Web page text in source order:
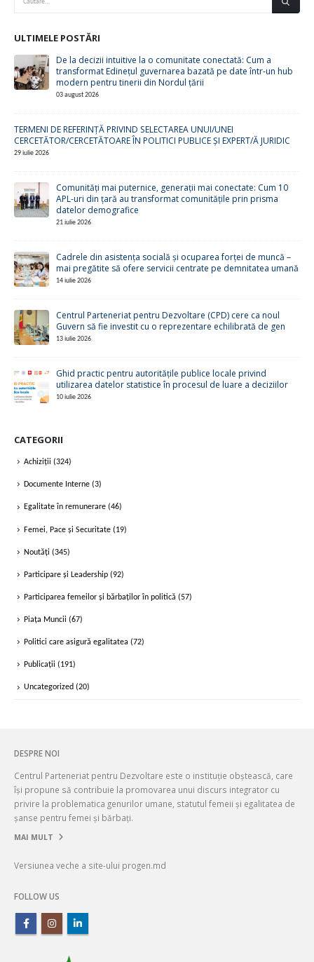
ULTIMELE POSTĂRI
De la decizii intuitive la o comunitate conectată: Cum a
transformat Edinețul guvernarea bazată pe date într-un hub
modern pentru tinerii din Nordul țării
03 august 2026
TERMENI DE REFERINȚĂ PRIVIND SELECTAREA UNUI/UNEI
CERCETĂTOR/CERCETĂTOARE ÎN POLITICI PUBLICE ȘI EXPERT/Ă JURIDIC
29 iulie 2026
Comunități mai puternice, generații mai conectate: Cum 10
APL-uri din țară au transformat comunitățile prin prisma
datelor demografice
21 iulie 2026
Cadrele din asistența socială și ocuparea forței de muncă –
mai pregătite să ofere servicii centrate pe demnitatea umană
14 iulie 2026
Centrul Parteneriat pentru Dezvoltare (CPD) cere ca noul
Guvern să fie investit cu o reprezentare echilibrată de gen
13 iulie 2026
Ghid practic pentru autoritățile publice locale privind
utilizarea datelor statistice în procesul de luare a deciziilor
10 iulie 2026
CATEGORII
Achiziții (324)
Documente Interne (3)
Egalitate în remunerare (46)
Femei, Pace și Securitate (19)
Noutăți (345)
Participare și Leadership (92)
Participarea femeilor și bărbaților în politică (57)
Piața Muncii (67)
Politici care asigură egalitatea (72)
Publicații (191)
Uncategorized (20)
DESPRE NOI
Centrul Parteneriat pentru Dezvoltare este o instituție obștească, care
își propune să contribuie la promovarea unui discurs integrator cu
privire la problematica genurilor umane, statutul femeii și egalitatea de
șanse pentru femei și bărbați.
MAI MULT
Versiunea veche a site-ului progen.md
FOLLOW US